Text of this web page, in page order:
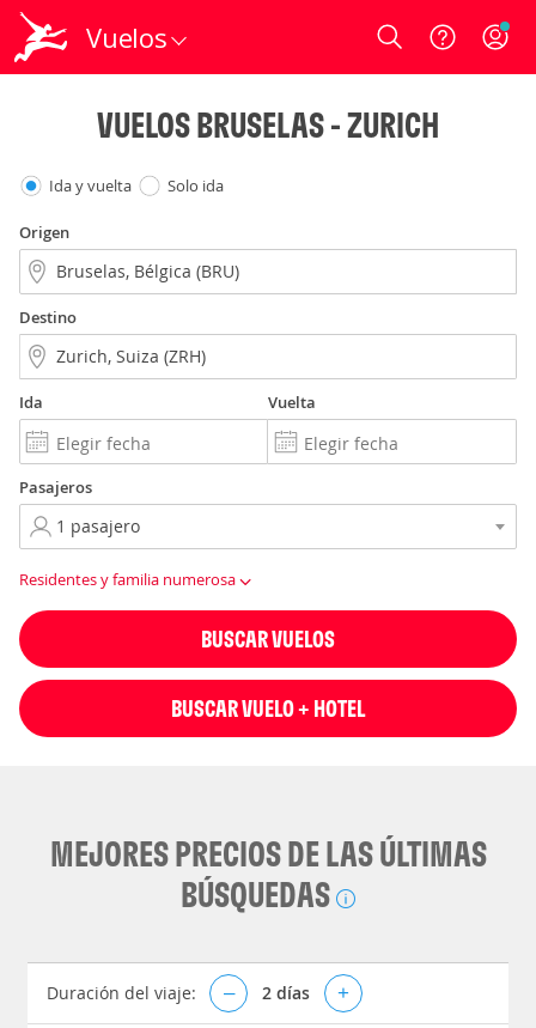
Vuelos Login
VUELOS BRUSELAS - ZURICH
Ida y vuelta Solo ida
Origen
Destino
Ida Vuelta
Pasajeros
Residentes y familia numerosa
BUSCAR VUELOS
BUSCAR VUELO + HOTEL
MEJORES PRECIOS DE LAS ÚLTIMAS
BÚSQUEDAS
Duración del viaje: – 2 días +